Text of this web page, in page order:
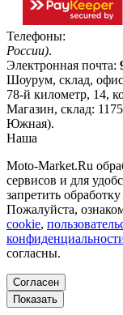
Телефоны:
России).
Электронная почта:
Шоурум, склад,
78-й километр, 14,
Магазин, склад:
Южная).
Наша
Moto-Market.Ru
сервисов и для
запретить
Пожалуйста,
cookie,
согласны.
Согласен
Показать